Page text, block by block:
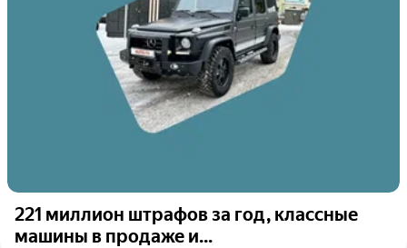
221 миллион штрафов за год, классные
машины в продаже и...